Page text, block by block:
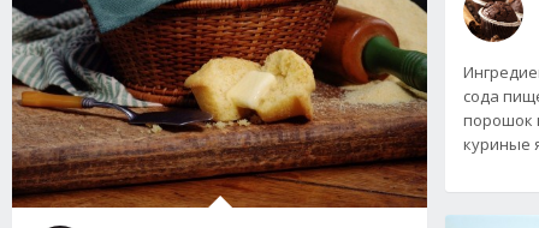
сода
порошок
куриные